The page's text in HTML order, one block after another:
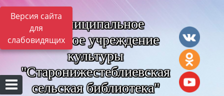
Версия сайта
для
слабовидящих
Муниципальное
казённое учреждение
культуры
"Старонижестеблиевская
сельская библиотека"